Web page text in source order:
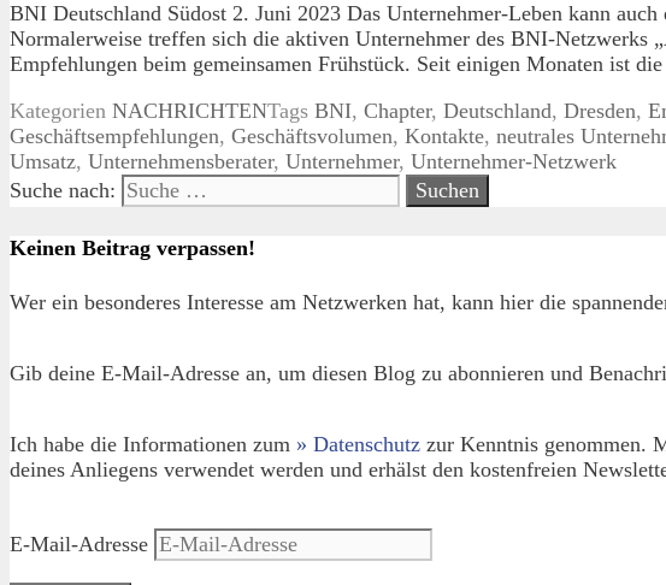
BNI Deutschland Südost 2. Juni 2023 Das Unternehmer-Leben kann
Normalerweise treffen sich die aktiven Unternehmer des BNI-Netzwerks
Empfehlungen beim gemeinsamen Frühstück. Seit einigen Monaten ist
Kategorien NACHRICHTENTags BNI, Chapter, Deutschland, Dresden,
Geschäftsempfehlungen, Geschäftsvolumen, Kontakte, neutrales
Umsatz, Unternehmensberater, Unternehmer, Unternehmer-Netzwerk
Suche nach:
Keinen Beitrag verpassen!
Wer ein besonderes Interesse am Netzwerken hat, kann hier die
Gib deine E-Mail-Adresse an, um diesen Blog zu abonnieren und
Ich habe die Informationen zum » Datenschutz zur Kenntnis genommen.
deines Anliegens verwendet werden und erhälst den kostenfreien
E-Mail-Adresse